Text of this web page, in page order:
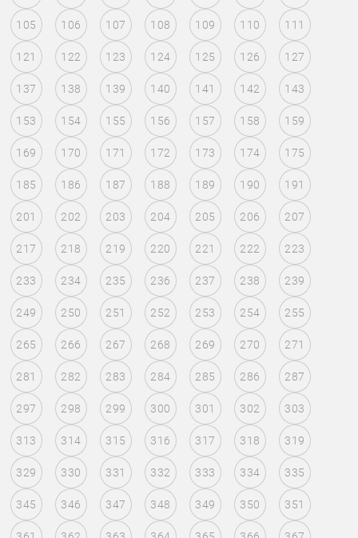
105 106 107 108 109 110 111
121 122 123 124 125 126 127
137 138 139 140 141 142 143
153 154 155 156 157 158 159
169 170 171 172 173 174 175
185 186 187 188 189 190 191
201 202 203 204 205 206 207
217 218 219 220 221 222 223
233 234 235 236 237 238 239
249 250 251 252 253 254 255
265 266 267 268 269 270 271
281 282 283 284 285 286 287
297 298 299 300 301 302 303
313 314 315 316 317 318 319
329 330 331 332 333 334 335
345 346 347 348 349 350 351